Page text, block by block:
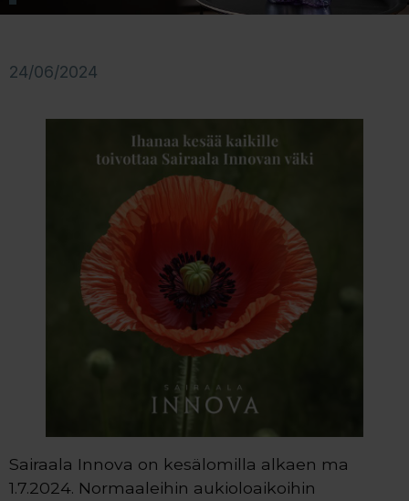
24/06/2024
Sairaala Innova on kesälomilla alkaen ma
1.7.2024. Normaaleihin aukioloaikoihin